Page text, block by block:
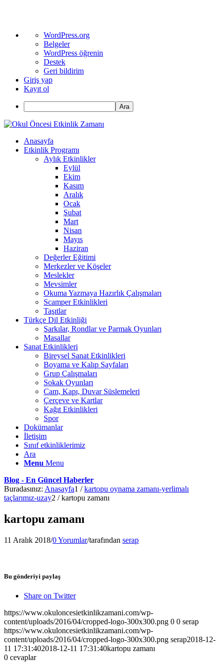
WordPress
hakkında
WordPress.org
Belgeler
WordPress öğrenin
Destek
Geri bildirim
Giriş yap
Kayıt ol
Ara
Anasayfa
Etkinlik Programı
Aylık Etkinlikler
Eylül
Ekim
Kasım
Aralık
Ocak
Şubat
Mart
Nisan
Mayıs
Haziran
Değerler Eğitimi
Merkezler ve Köşeler
Meslekler
Mevsimler
Okuma Yazmaya Hazırlık Çalışmaları
Scamper Etkinlikleri
Taşıtlar
Türkçe Dil Etkinliği
Şarkılar, Rondlar ve Parmak Oyunları
Masallar
Sanat Etkinlikleri
Bireysel Sanat Etkinlikleri
Boyama ve Kalıp Sayfaları
Grup Çalışmaları
Sokak Oyunları
Cam, Kapı, Duvar Süslemeleri
Çerçeve ve Kartlar
Kağıt Etkinlikleri
Spor
Dokümanlar
İletişim
Sınıf etkinliklerimiz
Ara
Menu Menu
Blog - En Güncel Haberler
Buradasınız: Anasayfa1 / kartopu oynama zamanı-yerlimalı
taçlarımız-uzay2 / kartopu zamanı
kartopu zamanı
11 Aralık 2018/0 Yorumlar/tarafından serap
Bu gönderiyi paylaş
Share on Twitter
https://www.okuloncesietkinlikzamani.com/wp-
content/uploads/2016/04/cropped-logo-300x300.png 0 0 serap
https://www.okuloncesietkinlikzamani.com/wp-
content/uploads/2016/04/cropped-logo-300x300.png serap2018-12-
11 17:31:402018-12-11 17:31:40kartopu zamanı
0 cevaplar